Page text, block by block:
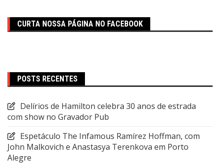
CURTA NOSSA PÁGINA NO FACEBOOK
POSTS RECENTES
Delírios de Hamilton celebra 30 anos de estrada
com show no Gravador Pub
Espetáculo The Infamous Ramírez Hoffman, com
John Malkovich e Anastasya Terenkova em Porto
Alegre